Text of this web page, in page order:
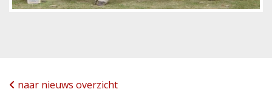
naar nieuws overzicht